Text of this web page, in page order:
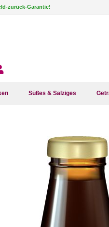
zurück-Garantie!
Süßes & Salziges